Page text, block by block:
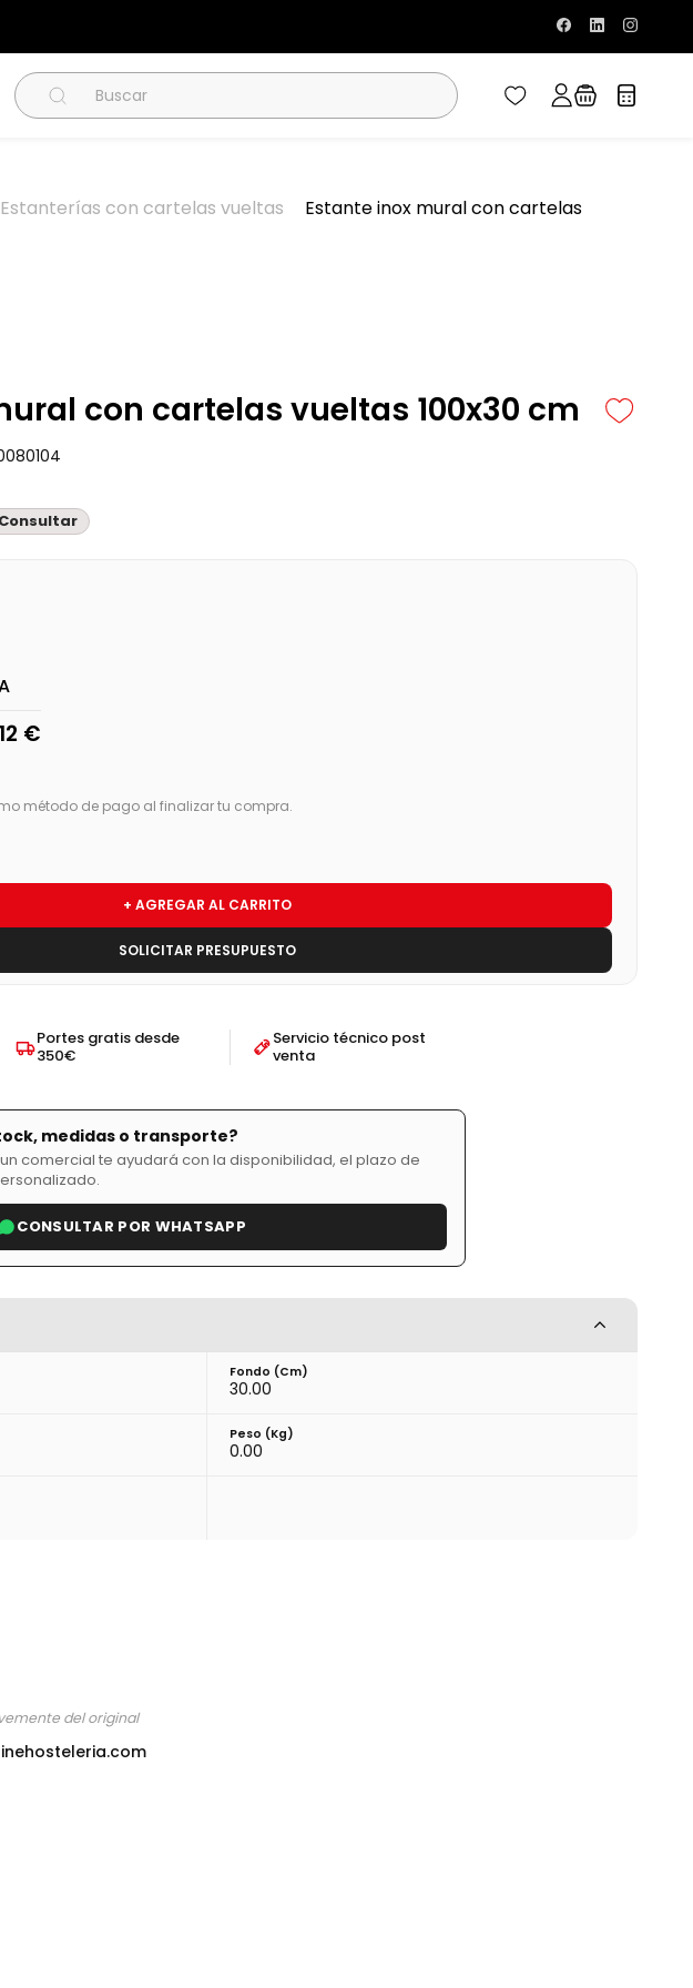
Estanterías con cartelas vueltas
Estante inox mural con cartelas
con cartelas vueltas 100x30 cm
Consultar
€
método de pago al finalizar tu compra.
+ AGREGAR AL CARRITO
SOLICITAR PRESUPUESTO
Portes gratis desde
350€
Servicio técnico post
venta
medidas o transporte?
comercial te ayudará con la disponibilidad, el plazo de
CONSULTAR POR WHATSAPP
Fondo (cm)
30.00
Peso (kg)
0.00
del original